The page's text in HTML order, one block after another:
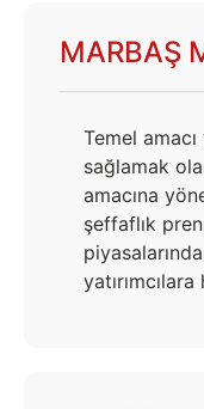
MARBAŞ
Temel amacı
sağlamak
amacına
şeffaflık